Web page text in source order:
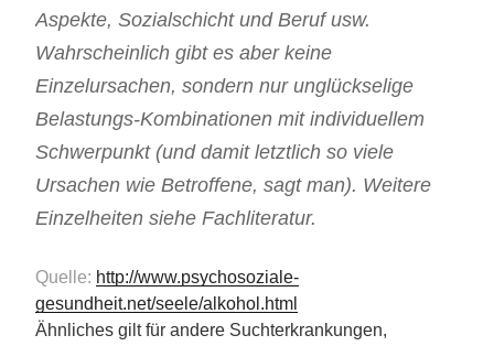
Aspekte, Sozialschicht und Beruf usw.
Wahrscheinlich gibt es aber keine
Einzelursachen, sondern nur unglückselige
Belastungs-Kombinationen mit individuellem
Schwerpunkt (und damit letztlich so viele
Ursachen wie Betroffene, sagt man). Weitere
Einzelheiten siehe Fachliteratur.
Quelle: http://www.psychosoziale-
gesundheit.net/seele/alkohol.html
Ähnliches gilt für andere Suchterkrankungen,